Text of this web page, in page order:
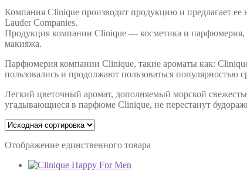
Компания Clinique производит продукцию и предлагает ее
Lauder Companies.
Продукция компании Clinique — косметика и парфюмерия,
макияжа.
Парфюмерия компании Clinique, такие ароматы как:
пользовались и продолжают пользоваться популярностью
Легкий цветочный аромат, дополняемый морской
угадывающиеся в парфюме Clinique, не перестанут
Отображение единственного товара